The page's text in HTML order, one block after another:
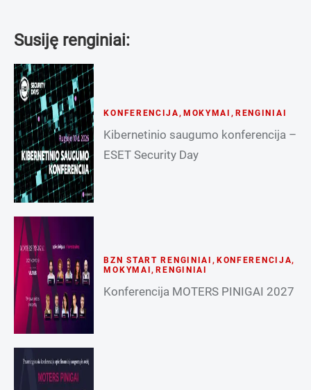
Susiję renginiai:
KONFERENCIJA , MOKYMAI , RENGINIAI
Kibernetinio saugumo konferencija –
ESET Security Day
BZN START RENGINIAI , KONFERENCIJA,
MOKYMAI ,RENGINIAI
Konferencija MOTERS PINIGAI 2027